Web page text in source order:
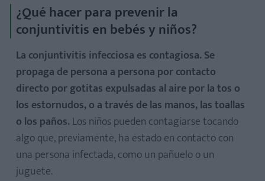
¿Qué hacer para prevenir la
conjuntivitis en bebés y niños?
La conjuntivitis infecciosa es contagiosa. Se
propaga de persona a persona por contacto
directo por gotitas expulsadas al aire por la tos o
los estornudos, o a través de las manos, las toallas
o los paños. Los niños pueden contagiarse tocando
algo que, previamente, ha estado en contacto con
una persona infectada, como un pañuelo o un
juguete.